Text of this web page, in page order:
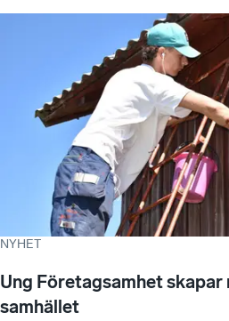
NYHET
Ung Företagsamhet
samhället